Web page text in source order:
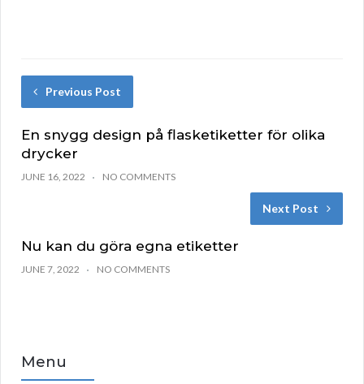
Previous Post
En snygg design på flasketiketter för olika
drycker
JUNE 16, 2022 NO COMMENTS
Next Post
Nu kan du göra egna etiketter
JUNE 7, 2022 NO COMMENTS
Menu